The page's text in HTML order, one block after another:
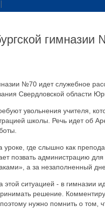
№70 идет служебное
Свердловской области
увольнения учителя,
школы. Речь идет об
где слышно как
позвать администрацию
а за незаполненный
этой ситуацией - в гимназии
решение.
нужно помнить о том,